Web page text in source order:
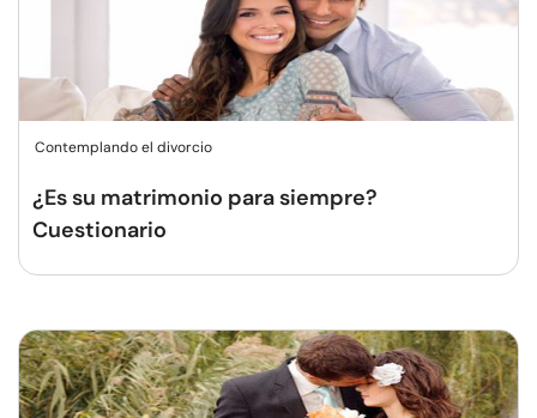
Contemplando el divorcio
¿Es su matrimonio para siempre?
Cuestionario